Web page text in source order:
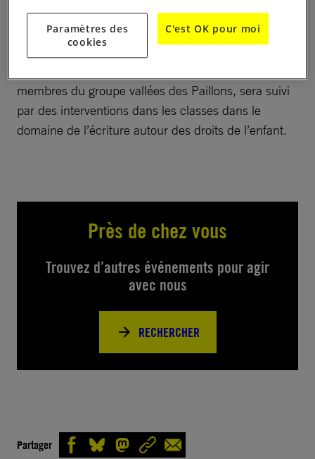
ouverte au grand public les samedis 13, 20 et 27
janvier, de 9h30 à 12h. Elle accueillera, entre le 9 et
le 31 janvier, les classes de l’école primaire Saint
membres du groupe vallées des Paillons, sera suivi
par des interventions dans les classes dans le
domaine de l’écriture autour des droits de l’enfant.
Près de chez vous
Trouvez d’autres événements pour agir
avec nous
RECHERCHER
Partager
Paramètres des
cookies
C'est OK pour moi